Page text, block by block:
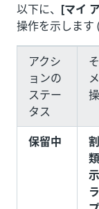
以下に、 [マイ
操作を示します
アクシ
ョンの
ステー
タス
保留中
示